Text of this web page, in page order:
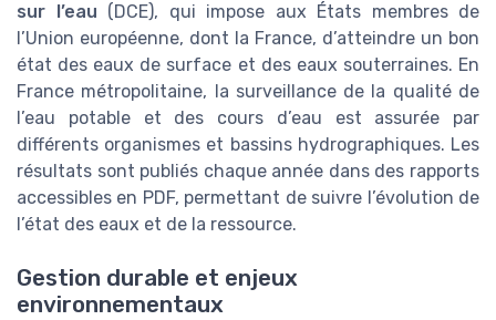
sur l’eau (DCE), qui impose aux États membres de
l’Union européenne, dont la France, d’atteindre un bon
état des eaux de surface et des eaux souterraines. En
France métropolitaine, la surveillance de la qualité de
l’eau potable et des cours d’eau est assurée par
différents organismes et bassins hydrographiques. Les
résultats sont publiés chaque année dans des rapports
accessibles en PDF, permettant de suivre l’évolution de
l’état des eaux et de la ressource.
Gestion durable et enjeux
environnementaux